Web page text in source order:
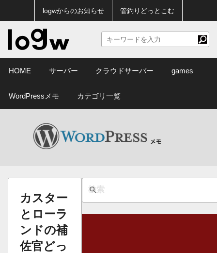
logwからのお知らせ 管釣りどっとこむ
HOME サーバー クラウドサーバー games
WordPressメモ カテゴリ一覧
カスター
とローラ
ンドの補
佐官どっ